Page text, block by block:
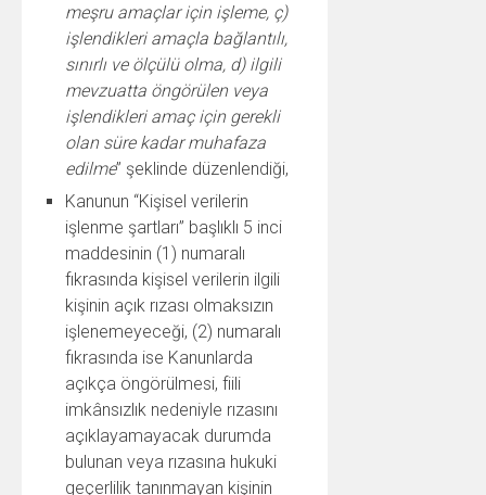
meşru amaçlar için işleme, ç)
işlendikleri amaçla bağlantılı,
sınırlı ve ölçülü olma, d) ilgili
mevzuatta öngörülen veya
işlendikleri amaç için gerekli
olan süre kadar muhafaza
edilme” şeklinde düzenlendiği,
Kanunun “Kişisel verilerin
işlenme şartları” başlıklı 5 inci
maddesinin (1) numaralı
fıkrasında kişisel verilerin ilgili
kişinin açık rızası olmaksızın
işlenemeyeceği, (2) numaralı
fıkrasında ise Kanunlarda
açıkça öngörülmesi, fiili
imkânsızlık nedeniyle rızasını
açıklayamayacak durumda
bulunan veya rızasına hukuki
geçerlilik tanınmayan kişinin